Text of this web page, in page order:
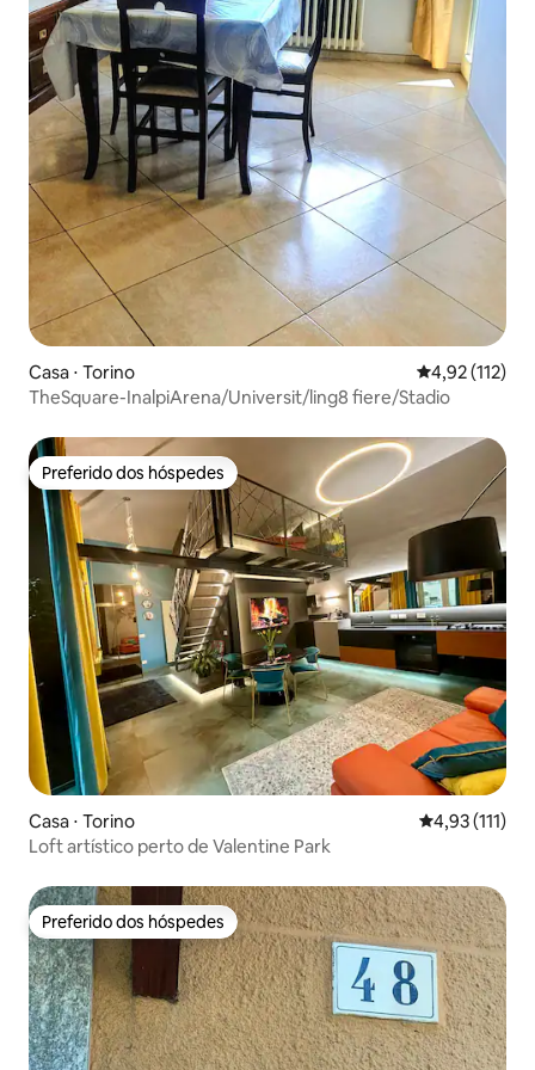
Casa ⋅ Torino 4,92 de uma
4,92 (112)
TheSquare-InalpiArena/Universit/ling8 fiere/Stadio
Preferido dos hóspedes
Preferido dos hóspedes
Casa ⋅ Torino 4,93 de uma
4,93 (111)
Loft artístico perto de Valentine Park
Preferido dos hóspedes
Preferido dos hóspedes